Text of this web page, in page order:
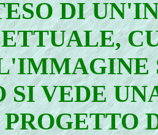
DI
SI VEDE
PROGETTO